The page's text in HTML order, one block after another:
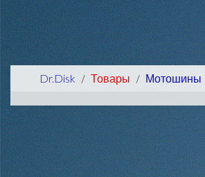
Dr.Disk Товары Мотошины